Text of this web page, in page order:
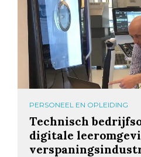
PERSONEEL EN OPLEIDING
Technisch
digitale